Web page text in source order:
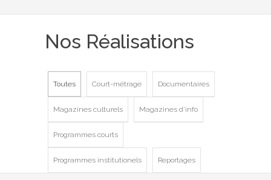
Nos Réalisations
Toutes Court-métrage Documentaires
Magazines culturels Magazines d'info
Programmes courts
Programmes institutionels Reportages